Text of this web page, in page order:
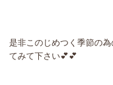
是非このじめつく季節の
てみて下さい💕💕